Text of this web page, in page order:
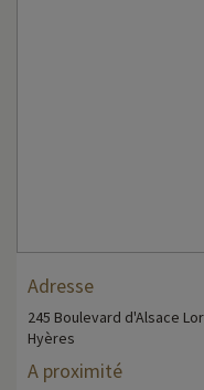
Adresse
245 Boulevard d'Alsace
Hyères
A proximité